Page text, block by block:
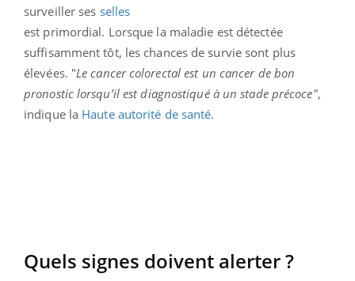
surveiller ses selles
est primordial. Lorsque la maladie est détectée
suffisamment tôt, les chances de survie sont plus
élevées. "Le cancer colorectal est un cancer de bon
pronostic lorsqu’il est diagnostiqué à un stade précoce",
indique la Haute autorité de santé.
Quels signes doivent alerter ?